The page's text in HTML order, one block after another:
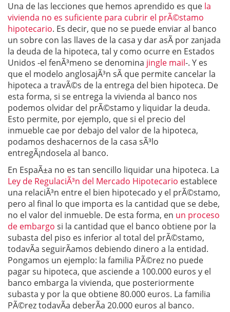
Una de las lecciones que hemos aprendido es que la
vivienda no es suficiente para cubrir el prÃ©stamo
hipotecario. Es decir, que no se puede enviar al banco
un sobre con las llaves de la casa y dar asÃ­ por zanjada
la deuda de la hipoteca, tal y como ocurre en Estados
Unidos -el fenÃ³meno se denomina jingle mail-. Y es
que el modelo anglosajÃ³n sÃ­ que permite cancelar la
hipoteca a travÃ©s de la entrega del bien hipoteca. De
esta forma, si se entrega la vivienda al banco nos
podemos olvidar del prÃ©stamo y liquidar la deuda.
Esto permite, por ejemplo, que si el precio del
inmueble cae por debajo del valor de la hipoteca,
podamos deshacernos de la casa sÃ³lo
entregÃ¡ndosela al banco.
En EspaÃ±a no es tan sencillo liquidar una hipoteca. La
Ley de RegulaciÃ³n del Mercado Hipotecario establece
una relaciÃ³n entre el bien hipotecado y el prÃ©stamo,
pero al final lo que importa es la cantidad que se debe,
no el valor del inmueble. De esta forma, en un proceso
de embargo si la cantidad que el banco obtiene por la
subasta del piso es inferior al total del prÃ©stamo,
todavÃ­a seguirÃ­amos debiendo dinero a la entidad.
Pongamos un ejemplo: la familia PÃ©rez no puede
pagar su hipoteca, que asciende a 100.000 euros y el
banco embarga la vivienda, que posteriormente
subasta y por la que obtiene 80.000 euros. La familia
PÃ©rez todavÃ­a deberÃ­a 20.000 euros al banco.